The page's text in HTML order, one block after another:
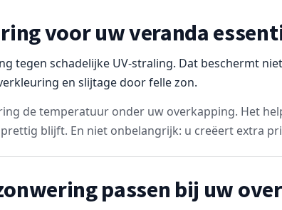
voor uw veranda
tegen schadelijke UV-straling. Dat beschermt
en slijtage door felle zon.
de temperatuur onder uw overkapping. Het
blijft. En niet onbelangrijk: u creëert extra
passen bij uw